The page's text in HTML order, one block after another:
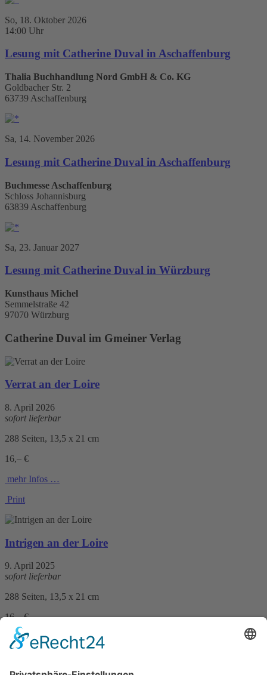
So, 18. Oktober 2026
14:00 Uhr
Lesung mit Catherine Duval in Aschaffenburg
Thalia Buchhandlung Nord GmbH & Co. KG
Goldbacher Str. 2
63739 Aschaffenburg
Sa, 14. November 2026
Lesung mit Catherine Duval in Aschaffenburg
Buchmesse Aschaffenburg
Schloss Johannisburg
63839 Aschaffenburg
Sa, 23. Januar 2027
Lesung mit Catherine Duval in Würzburg
Kunsthaus Michel
Semmelstraße 42
97070 Würzburg
Catherine Duval im Gmeiner Verlag
Verrat an der Loire
8. April 2026
sofort lieferbar
288 Seiten, 13,5 x 21 cm
16,– €
mehr Infos …
Print
Intrigen an der Loire
9. April 2025
sofort lieferbar
288 Seiten, 13,5 x 21 cm
16,– €
mehr Infos …